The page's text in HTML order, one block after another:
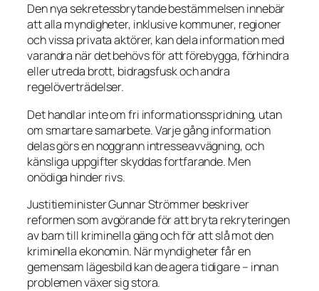
Den nya sekretessbrytande bestämmelsen innebär
att alla myndigheter, inklusive kommuner, regioner
och vissa privata aktörer, kan dela information med
varandra när det behövs för att förebygga, förhindra
eller utreda brott, bidragsfusk och andra
regelöverträdelser.
Det handlar inte om fri informationsspridning, utan
om smartare samarbete. Varje gång information
delas görs en noggrann intresseavvägning, och
känsliga uppgifter skyddas fortfarande. Men
onödiga hinder rivs.
Justitieminister Gunnar Strömmer beskriver
reformen som avgörande för att bryta rekryteringen
av barn till kriminella gäng och för att slå mot den
kriminella ekonomin. När myndigheter får en
gemensam lägesbild kan de agera tidigare – innan
problemen växer sig stora.